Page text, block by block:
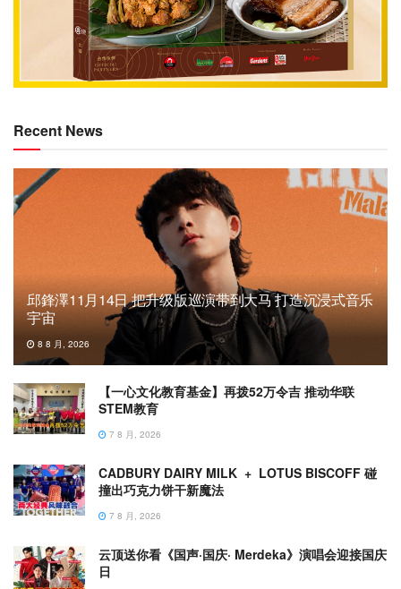
Recent News
邱鋒澤11月14日 把升级版巡演带到大马 打造沉浸式音乐
宇宙
8 8 月, 2026
【一心文化教育基金】再拨52万令吉 推动华联
STEM教育
7 8 月, 2026
CADBURY DAIRY MILK + LOTUS BISCOFF 碰
撞出巧克力饼干新魔法
7 8 月, 2026
云顶送你看《国声·国庆· Merdeka》演唱会迎接国庆
日